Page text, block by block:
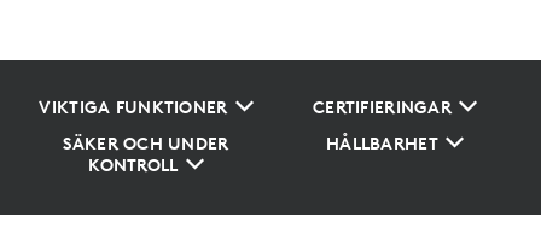
VIKTIGA FUNKTIONER
CERTIFIERINGAR
SÄKER OCH UNDER
KONTROLL
HÅLLBARHET